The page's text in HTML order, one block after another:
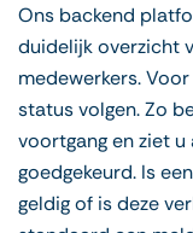
Ons backend
duidelijk overzicht
medewerkers.
status volgen. Zo
voortgang en ziet
goedgekeurd. Is
geldig of is deze